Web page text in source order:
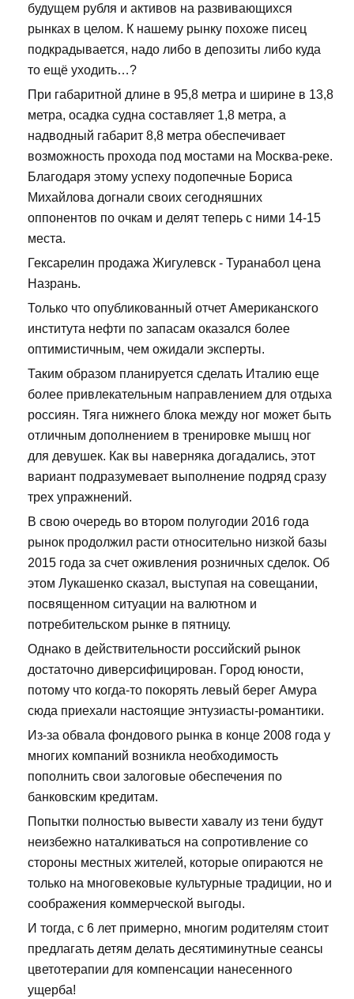
будущем рубля и активов на развивающихся
рынках в целом. К нашему рынку похоже писец
подкрадывается, надо либо в депозиты либо куда
то ещё уходить…?
При габаритной длине в 95,8 метра и ширине в 13,8
метра, осадка судна составляет 1,8 метра, а
надводный габарит 8,8 метра обеспечивает
возможность прохода под мостами на Москва-реке.
Благодаря этому успеху подопечные Бориса
Михайлова догнали своих сегодняшних
оппонентов по очкам и делят теперь с ними 14-15
места.
Гексарелин продажа Жигулевск - Туранабол цена
Назрань.
Только что опубликованный отчет Американского
института нефти по запасам оказался более
оптимистичным, чем ожидали эксперты.
Таким образом планируется сделать Италию еще
более привлекательным направлением для отдыха
россиян. Тяга нижнего блока между ног может быть
отличным дополнением в тренировке мышц ног
для девушек. Как вы наверняка догадались, этот
вариант подразумевает выполнение подряд сразу
трех упражнений.
В свою очередь во втором полугодии 2016 года
рынок продолжил расти относительно низкой базы
2015 года за счет оживления розничных сделок. Об
этом Лукашенко сказал, выступая на совещании,
посвященном ситуации на валютном и
потребительском рынке в пятницу.
Однако в действительности российский рынок
достаточно диверсифицирован. Город юности,
потому что когда-то покорять левый берег Амура
сюда приехали настоящие энтузиасты-романтики.
Из-за обвала фондового рынка в конце 2008 года у
многих компаний возникла необходимость
пополнить свои залоговые обеспечения по
банковским кредитам.
Попытки полностью вывести хавалу из тени будут
неизбежно наталкиваться на сопротивление со
стороны местных жителей, которые опираются не
только на многовековые культурные традиции, но и
соображения коммерческой выгоды.
И тогда, с 6 лет примерно, многим родителям стоит
предлагать детям делать десятиминутные сеансы
цветотерапии для компенсации нанесенного
ущерба!